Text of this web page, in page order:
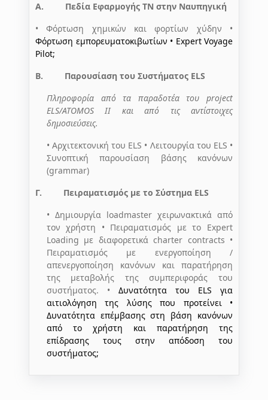
Α.
Πεδία Εφαρμογής ΤΝ στην Ναυπηγική
•Φόρτωση χημικών και φορτίων χύδην •
Φόρτωση εμπορευματοκιβωτίων • Expert Voyage
Pilot;
Β.
Παρουσίαση του Συστήματος ELS
Πληροφορία από τα παραδοτέα του project
ELS/ATOMOS IIκαι από τις αντίστοιχες
δημοσιεύσεις.
•Αρχιτεκτονική του ELS • Λειτουργία του ELS •
Συνοπτική παρουσίαση βάσης κανόνων
(grammar)
Γ.
Πειραματισμός με το Σύστημα ELS
• Δημιουργία loadmasterχειρωνακτικά από
τον χρήστη • Πειραματισμός με το Expert
Loading με διαφορετικάcharter contracts •
Πειραματισμός με ενεργοποίηση /
απενεργοποίηση κανόνων και παρατήρηση
της μεταβολής της συμπεριφοράς του
συστήματος. • Δυνατότητα του ELS για
αιτιολόγηση της λύσης που προτείνει
•
Δυνατότητα επέμβασης στη βάση κανόνων
από το χρήστη και παρατήρηση της
επίδρασης τους στην απόδοση του
συστήματος;